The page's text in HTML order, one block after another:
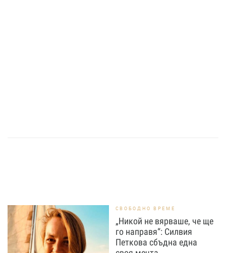
СВОБОДНО ВРЕМЕ
„Никой не вярваше, че ще
го направя“: Силвия
Петкова сбъдна една